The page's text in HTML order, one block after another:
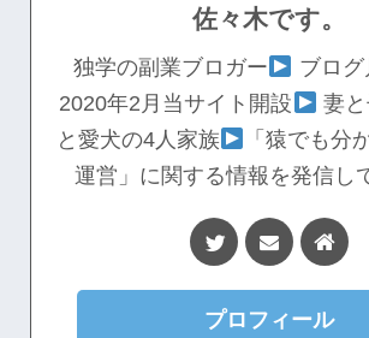
佐々木です。
独学の副業ブロガー
ブロ
2020年2月当サイト開設
妻
と愛犬の4人家族
「猿でも分
運営」に関する情報を発信し
プロフィール